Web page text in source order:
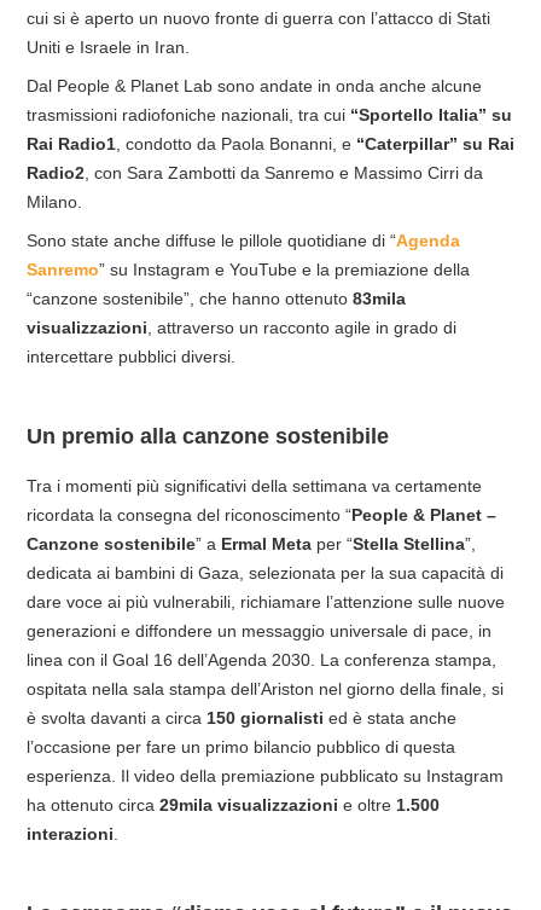
cui si è aperto un nuovo fronte di guerra con l’attacco di Stati
Uniti e Israele in Iran.
Dal People & Planet Lab sono andate in onda anche alcune
trasmissioni radiofoniche nazionali, tra cui “Sportello Italia” su
Rai Radio1 , condotto da Paola Bonanni, e “Caterpillar” su Rai
Radio2 , con Sara Zambotti da Sanremo e Massimo Cirri da
Milano.
Sono state anche diffuse le pillole quotidiane di “Agenda
Sanremo” su Instagram e YouTube e la premiazione della
“canzone sostenibile”, che hanno ottenuto 83mila
visualizzazioni , attraverso un racconto agile in grado di
intercettare pubblici diversi.
Un premio alla canzone sostenibile
Tra i momenti più significativi della settimana va certamente
ricordata la consegna del riconoscimento “People & Planet –
Canzone sostenibile” a Ermal Meta per “Stella Stellina”,
dedicata ai bambini di Gaza, selezionata per la sua capacità di
dare voce ai più vulnerabili, richiamare l’attenzione sulle nuove
generazioni e diffondere un messaggio universale di pace, in
linea con il Goal 16 dell’Agenda 2030. La conferenza stampa,
ospitata nella sala stampa dell’Ariston nel giorno della finale, si
è svolta davanti a circa 150 giornalisti ed è stata anche
l’occasione per fare un primo bilancio pubblico di questa
esperienza. Il video della premiazione pubblicato su Instagram
ha ottenuto circa 29mila visualizzazioni e oltre 1.500
interazioni.